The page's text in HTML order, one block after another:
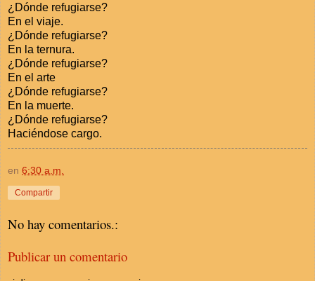
¿Dónde refugiarse?
En el viaje.
¿Dónde refugiarse?
En la ternura.
¿Dónde refugiarse?
En el arte
¿Dónde refugiarse?
En la muerte.
¿Dónde refugiarse?
Haciéndose cargo.
en 6:30 a.m.
Compartir
No hay comentarios.:
Publicar un comentario